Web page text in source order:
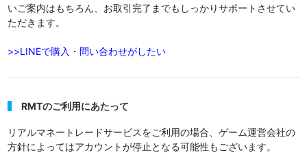
いご案内はもちろん、お取引完了までもしっかりサポートさせてい
ただきます。
>>LINEで購入・問い合わせがしたい
RMTのご利用にあたって
リアルマネートレードサービスをご利用の場合、ゲーム運営会社の
方針によってはアカウントが停止となる可能性もございます。